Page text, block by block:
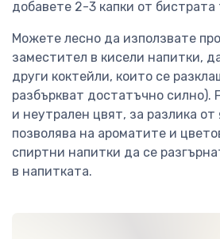
добавете 2-3 капки от бистрата
Можете лесно да използвате
заместител в кисели напитки,
други коктейли, които се
разбъркват достатъчно силно).
и неутрален цвят, за разлика от
позволява на ароматите и
спиртни напитки да се
в напитката.